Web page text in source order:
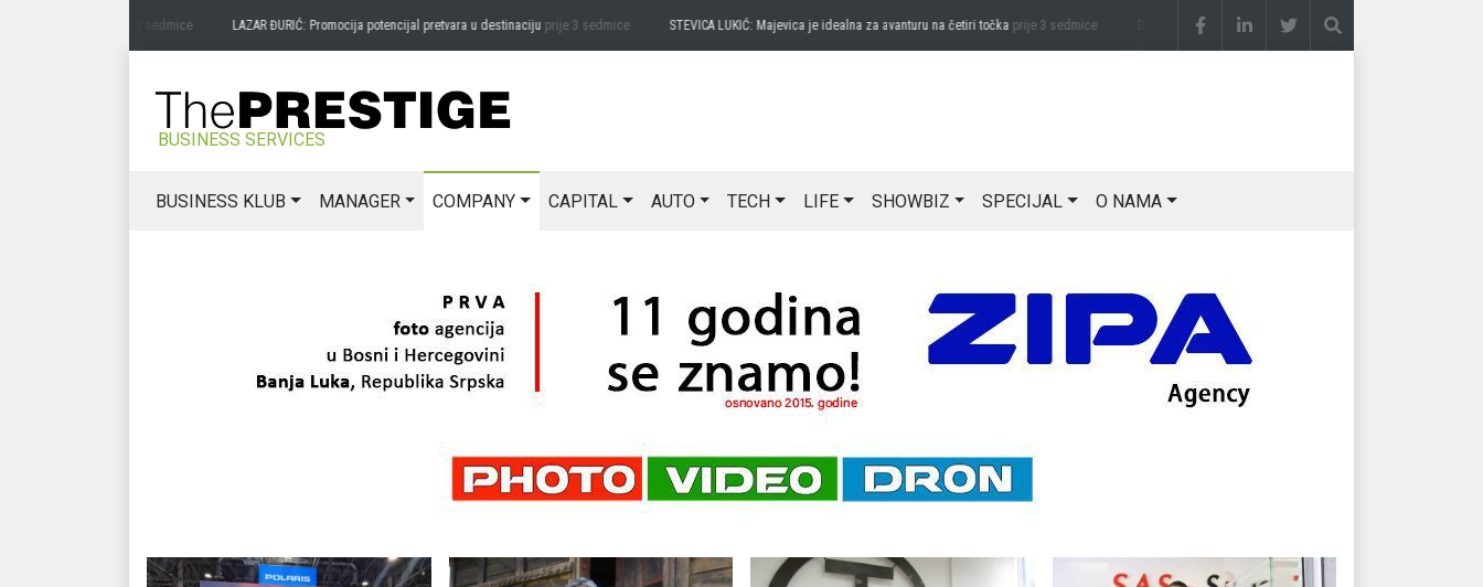
prije 3 sedmice LAZAR ĐURIĆ: Promocija potencijal pretvara u destinacijuprije 3 sedmice STEVICA LUKIĆ: Majevica je idealna za avanturu na četiri točkaprije 3 sedmice DRAGAN OSTOJIĆ: Moj karakter je iskovan na Majevici
BUSINESS SERVICES
BUSINESS KLUB MANAGER COMPANY CAPITAL AUTO TECH LIFE SHOWBIZ SPECIJAL O NAMA